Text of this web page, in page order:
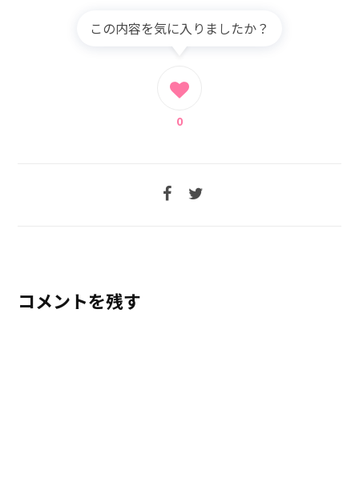
この内容を気に入りましたか？
0
コメントを残す